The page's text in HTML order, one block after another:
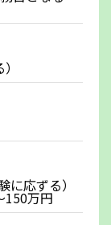
応ずる）
150万円